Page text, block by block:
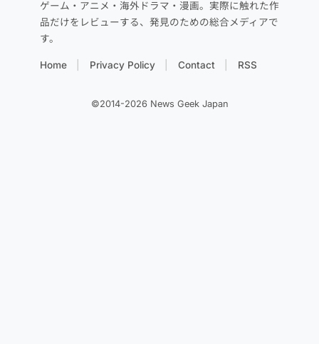
ゲーム・アニメ・海外ドラマ・漫画。実際に触れた作
品だけをレビューする、発見のための総合メディアで
す。
Home Privacy Policy Contact RSS
©2014-2026 News Geek Japan